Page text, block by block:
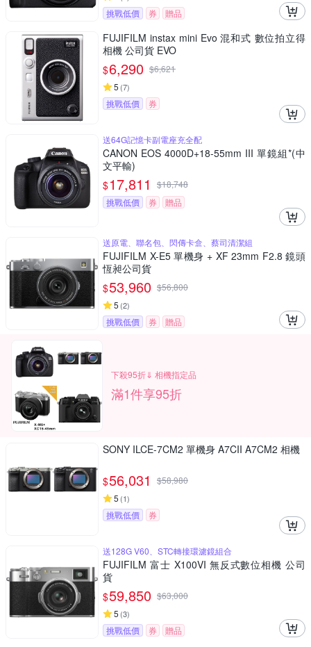
挑戰低價 券 贈品
FUJIFILM instax mini Evo 混和式 數位拍立得
相機 公司貨 EVO
$6,290 $6,621
5 (7)
挑戰低價 券
送64G記憶卡副電座充全配
CANON EOS 4000D+18-55mm III 單鏡組*(中
文平輸)
$17,811 $18,748
挑戰低價
券 贈品
送原電、聯名包、閃傳卡盒、蔡司清潔組
FUJIFILM X-E5 單機身 + XF 23mm F2.8 鏡頭
恆昶公司貨
$53,960 $56,800
5 (2)
挑戰低價 券 贈品
下殺95折⇓ 相機指定品
滿1件享95折
SONY ILCE-7CM2 單機身 A7CII A7CM2 相機
$56,031 $58,980
5 (1)
挑戰低價 券
送128G V60、STC轉接環濾鏡組合
FUJIFILM 富士 X100VI 無反式數位相機 公司
貨
$59,850 $63,000
5 (3)
挑戰低價 券
贈品